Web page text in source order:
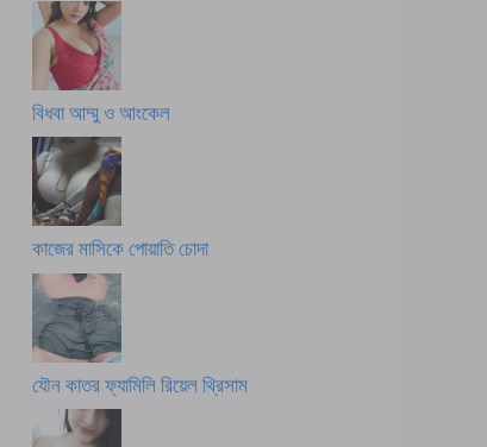
বিধবা আম্মু ও আংকেল
কাজের মাসিকে পোয়াতি চোদা
যৌন কাতর ফ্যামিলি রিয়েল থ্রিসাম